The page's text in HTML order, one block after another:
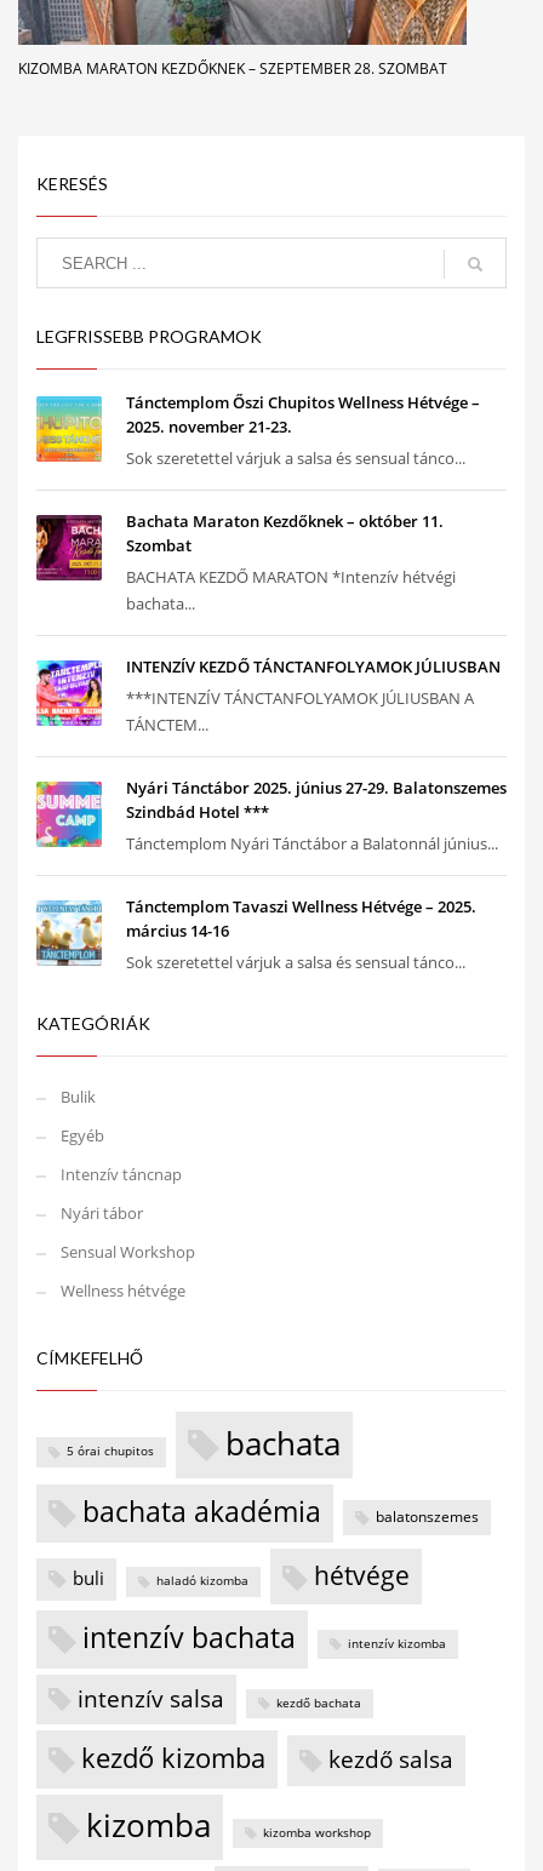
KIZOMBA MARATON KEZDŐKNEK – SZEPTEMBER 28. SZOMBAT
KERESÉS
LEGFRISSEBB PROGRAMOK
Tánctemplom Őszi Chupitos Wellness Hétvége –
2025. november 21-23.
Sok szeretettel várjuk a salsa és sensual tánco...
Bachata Maraton Kezdőknek – október 11.
Szombat
BACHATA KEZDŐ MARATON *Intenzív hétvégi
bachata...
INTENZÍV KEZDŐ TÁNCTANFOLYAMOK JÚLIUSBAN
***INTENZÍV TÁNCTANFOLYAMOK JÚLIUSBAN A
TÁNCTEM...
Nyári Tánctábor 2025. június 27-29. Balatonszemes
Szindbád Hotel ***
Tánctemplom Nyári Tánctábor a Balatonnál június...
Tánctemplom Tavaszi Wellness Hétvége – 2025.
március 14-16
Sok szeretettel várjuk a salsa és sensual tánco...
KATEGÓRIÁK
Bulik
Egyéb
Intenzív táncnap
Nyári tábor
Sensual Workshop
Wellness hétvége
CÍMKEFELHŐ
5 órai chupitos bachata
bachata akadémia balatonszemes
buli haladó kizomba hétvége
intenzív bachata intenzív kizomba
intenzív salsa kezdő bachata
kezdő kizomba kezdő salsa
kizomba kizomba workshop